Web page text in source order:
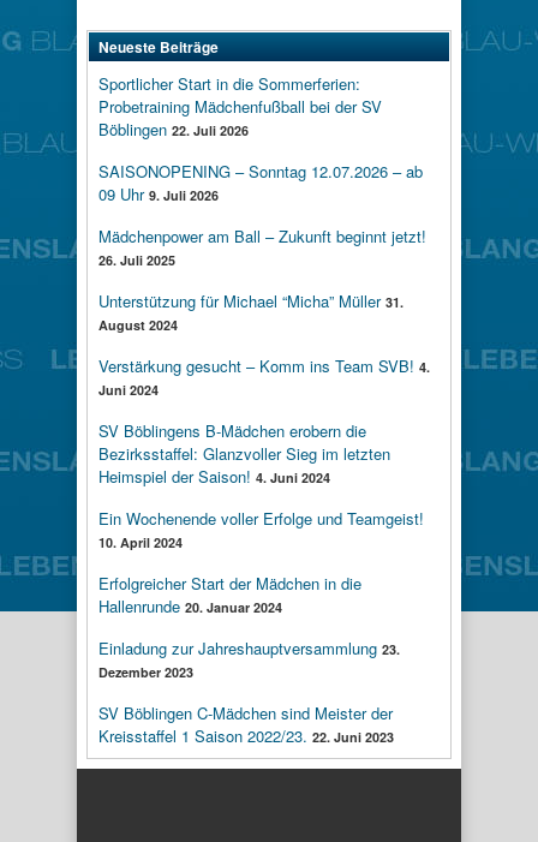
Neueste Beiträge
Sportlicher Start in die Sommerferien:
Probetraining Mädchenfußball bei der SV
Böblingen 22. Juli 2026
SAISONOPENING – Sonntag 12.07.2026 – ab
09 Uhr 9. Juli 2026
Mädchenpower am Ball – Zukunft beginnt jetzt!
26. Juli 2025
Unterstützung für Michael “Micha” Müller 31.
August 2024
Verstärkung gesucht – Komm ins Team SVB! 4.
Juni 2024
SV Böblingens B-Mädchen erobern die
Bezirksstaffel: Glanzvoller Sieg im letzten
Heimspiel der Saison! 4. Juni 2024
Ein Wochenende voller Erfolge und Teamgeist!
10. April 2024
Erfolgreicher Start der Mädchen in die
Hallenrunde 20. Januar 2024
Einladung zur Jahreshauptversammlung 23.
Dezember 2023
SV Böblingen C-Mädchen sind Meister der
Kreisstaffel 1 Saison 2022/23. 22. Juni 2023